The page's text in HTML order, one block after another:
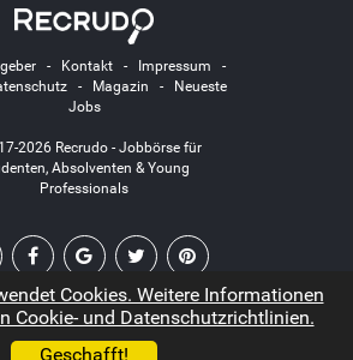
- Kontakt- Impressum -
- Magazin -
Neueste
Jobs
2026 Recrudo - Jobbörse für
Absolventen & Young
Professionals
Cookies. Weitere Informationen
Cookie- und Datenschutzrichtlinien.
Geschafft!